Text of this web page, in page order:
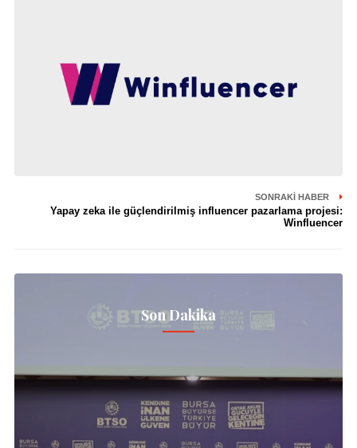
SONRAKI HABER
Yapay zeka ile güçlendirilmiş influencer pazarlama projesi:
Winfluencer
Son Dakika